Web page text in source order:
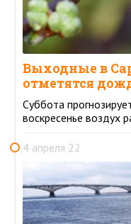
Выходные в
отметятся
Суббота
воскресенье воздух
4 апреля 22